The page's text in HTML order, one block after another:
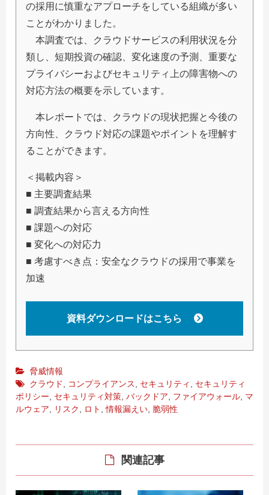
の採用に慎重なアプローチをしている組織が多い
ことがわかりました。
本調査では、クラウドサービスの利用状況を分
類し、短期投資の確認、変化速度の予測、重要な
プライバシーおよびセキュリティ上の障害物への
対応方法の概要を示しています。
本レポートでは、クラウドの現状把握と今後の
方向性、クラウド対応の課題やポイントを理解す
ることができます。
＜掲載内容＞
■ 主要調査結果
■ 調査結果から言える方向性
■ 課題への対応
■ 変化への対応力
■ 考慮すべき点：安全なクラウドの採用で事業を
加速
資料ダウンロードはこちら
脅威情報
クラウド
コンプライアンス セキュリティ
セキュリティ
ポリシー
セキュリティ対策 バックドア ファイアウォール マ
ルウェア
リスク ロト ,情報漏えい 脆弱性
関連記事